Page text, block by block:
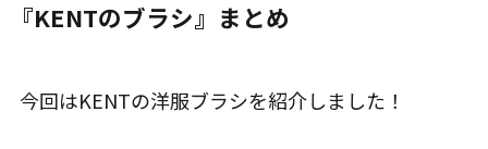
『KENTのブラシ』まとめ
今回はKENTの洋服ブラシを紹介しました！